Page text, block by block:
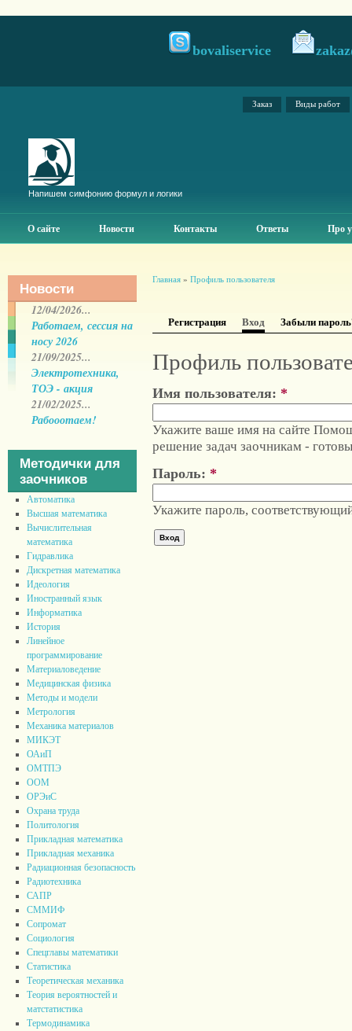
bovaliservice
Заказ Виды работ
Напишем симфонию формул и логики
О сайте Новости Контакты Ответы Про
Новости
12/04/2026...
Работаем, сессия на
носу 2026
21/09/2025...
Электротехника,
ТОЭ - акция
21/02/2025...
Рабооотаем!
Методички для
заочников
Автоматика
Высшая математика
Вычислительная
математика
Гидравлика
Дискретная математика
Идеология
Иностранный язык
Информатика
История
Линейное
программирование
Материаловедение
Медицинская физика
Методы и модели
Метрология
Механика материалов
МИКЭТ
ОАиП
ОМТПЭ
ООМ
ОРЭиС
Охрана труда
Политология
Прикладная математика
Прикладная механика
Радиационная безопасность
Радиотехника
САПР
СММИФ
Сопромат
Социология
Спецглавы математики
Статистика
Теоретическая механика
Теория вероятностей и
матстатистика
Термодинамика
Главная» Профиль пользователя
Регистрация Вход Забыли
Профиль
Имя пользователя: *
Укажите ваше имя на сайте
решение задач заочникам -
Пароль: *
Укажите пароль,